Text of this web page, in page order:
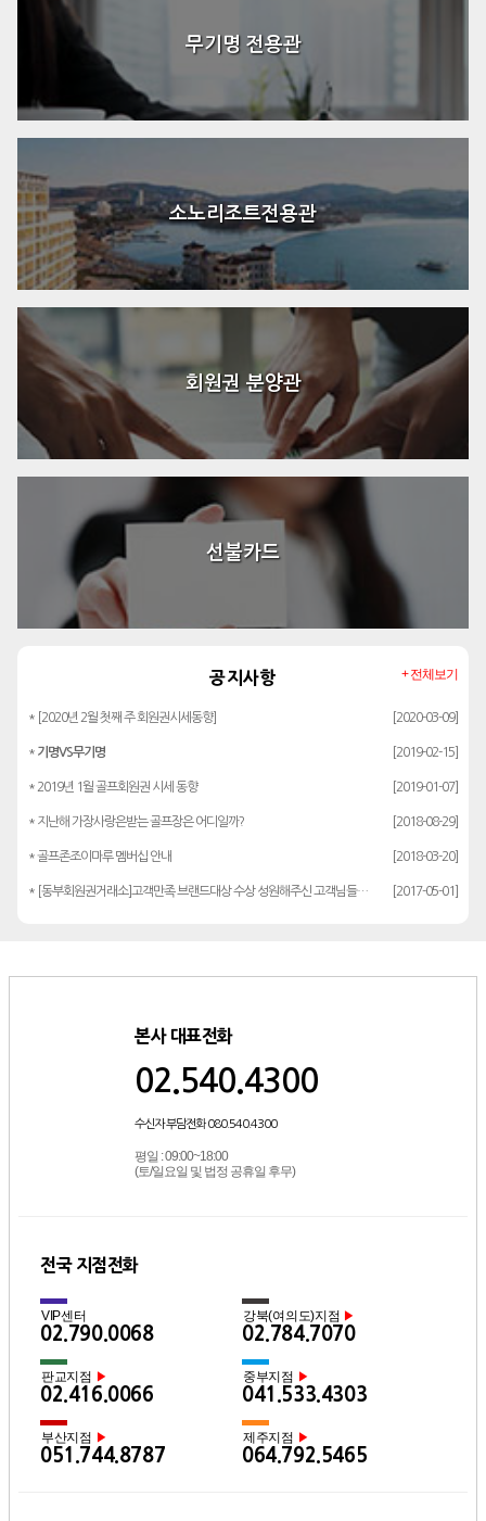
무기명 전용관
소노리조트전용관
회원권 분양관
선불카드
공지사항
* [2020년 2월 첫째 주 회원권시세동향] [2020-03-09]
* 기명VS무기명 [2019-02-15]
* 2019년 1월 골프회원권 시세 동향 [2019-01-07]
* 지난해 가장사랑은받는 골프장은 어디일까? [2018-08-29]
* 골프존조이마루 멤버십 안내 [2018-03-20]
* [동부회원권거래소]고객만족 브랜드대상 수상 성원해주신 고객님들께 감사드립… [2017-05-01]
+ 전체보기
본사 대표전화
02.540.4300
수신자 부담전화 080.540.4300
평일 : 09:00~18:00
(토/일요일 및 법정 공휴일 후무)
전국 지점전화
VIP센터
02.790.0068
강북(여의도)지점 ▶
02.784.7070
판교지점 ▶
02.416.0066
중부지점 ▶
041.533.4303
부산지점 ▶
051.744.8787
제주지점 ▶
064.792.5465